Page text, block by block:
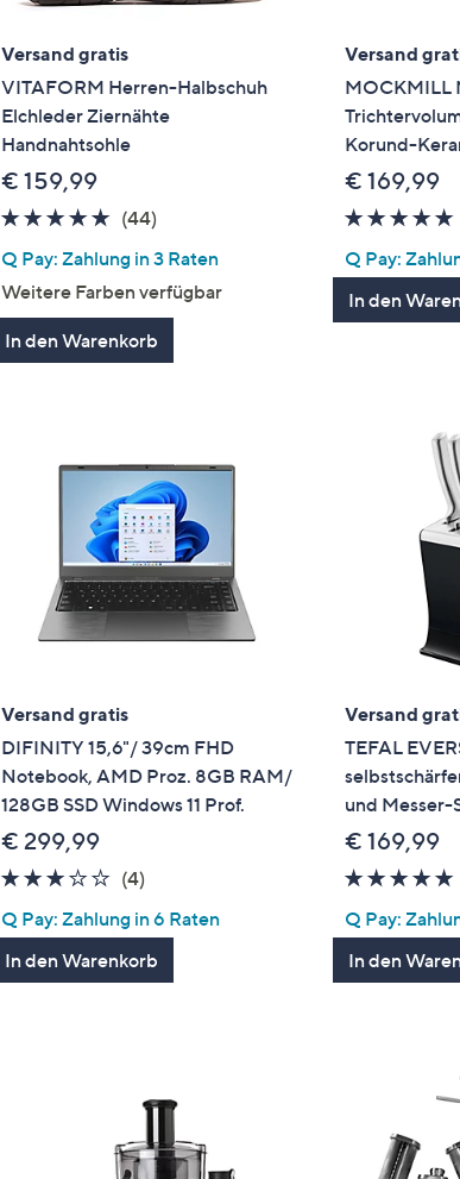
Versand gratis
VITAFORM Herren-Halbschuh
Elchleder Ziernähte
Handnahtsohle
€ 159,99
4.8
5
(44)44
Q Pay: Zahlung in 3 Raten
Weitere Farben verfügbar
In den Warenkorb
Versand
MOCKMILL
Korund-
€ 169,99
Q Pay:
In den
Versand gratis
DIFINITY 15,6"/ 39cm FHD
Notebook, AMD Proz. 8GB RAM/
128GB SSD Windows 11 Prof.
€ 299,99
2.8
5
(4)4
Q Pay: Zahlung in 6 Raten
In den Warenkorb
Versand
TEFAL
und Messer-
€ 169,99
Q Pay:
In den